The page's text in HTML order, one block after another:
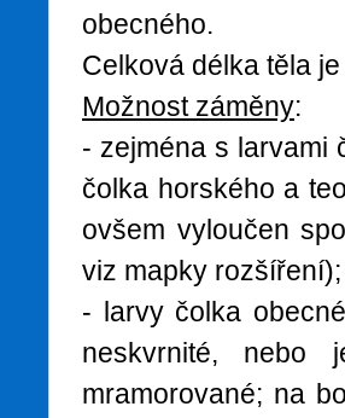
obecného.
Celková délka těla
Možnost záměny:
- zejména s larvami
čolka horského a
ovšem vyloučen
viz mapky rozšíření);
- larvy čolka
neskvrnité, nebo
mramorované; na